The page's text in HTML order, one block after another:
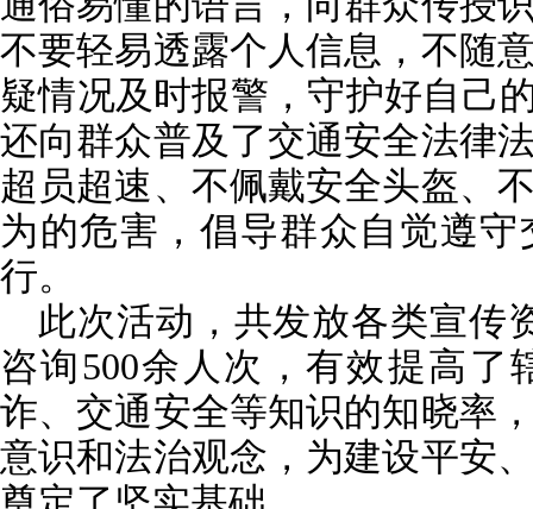
不要轻易透露个人信息，不随
疑情况及时报警，守护好自己
还向群众普及了交通安全法律
超员超速、不佩戴安全头盔、
为的危害，倡导群众自觉遵
行。
此次活动，共发放各类宣传
咨询500余人次，有效提高了
诈、交通安全等知识的知晓率
意识和法治观念，为建设平安